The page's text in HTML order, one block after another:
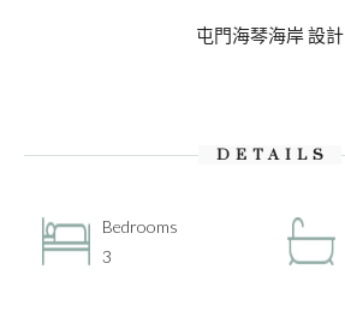
屯門海琴海岸 設計
DETAILS
Bedrooms
3